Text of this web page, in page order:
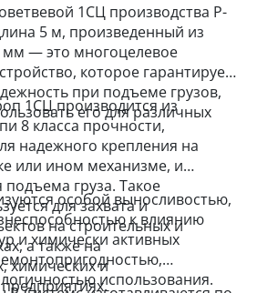
1СЦ производства Р-
5 м, произведенный из
— это многоцелевое
которое гарантирует
при подъеме грузов,
его для различных
1СЦ производится из
8 класса прочности,
надежного крепления на
или ином механизме, и
груза. Такое
для захвата и
на строительных и
а также на
химических и
особой выносливостью,
к влиянию
и химически активных
использования.